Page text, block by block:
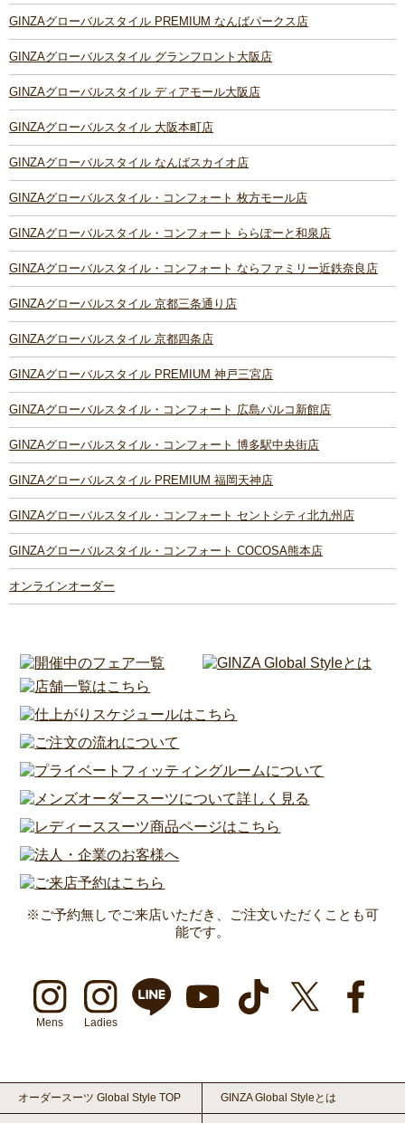
GINZAグローバルスタイル PREMIUM なんばパークス店
GINZAグローバルスタイル グランフロント大阪店
GINZAグローバルスタイル ディアモール大阪店
GINZAグローバルスタイル 大阪本町店
GINZAグローバルスタイル なんばスカイオ店
GINZAグローバルスタイル・コンフォート 枚方モール店
GINZAグローバルスタイル・コンフォート ららぽーと和泉店
GINZAグローバルスタイル・コンフォート ならファミリー近鉄奈良店
GINZAグローバルスタイル 京都三条通り店
GINZAグローバルスタイル 京都四条店
GINZAグローバルスタイル PREMIUM 神戸三宮店
GINZAグローバルスタイル・コンフォート 広島パルコ新館店
GINZAグローバルスタイル・コンフォート 博多駅中央街店
GINZAグローバルスタイル PREMIUM 福岡天神店
GINZAグローバルスタイル・コンフォート セントシティ北九州店
GINZAグローバルスタイル・コンフォート COCOSA熊本店
オンラインオーダー
※ご予約無しでご来店いただき、ご注文いただくことも可
能です。
Mens Ladies
オーダースーツ Global Style TOP GINZA Global Styleとは